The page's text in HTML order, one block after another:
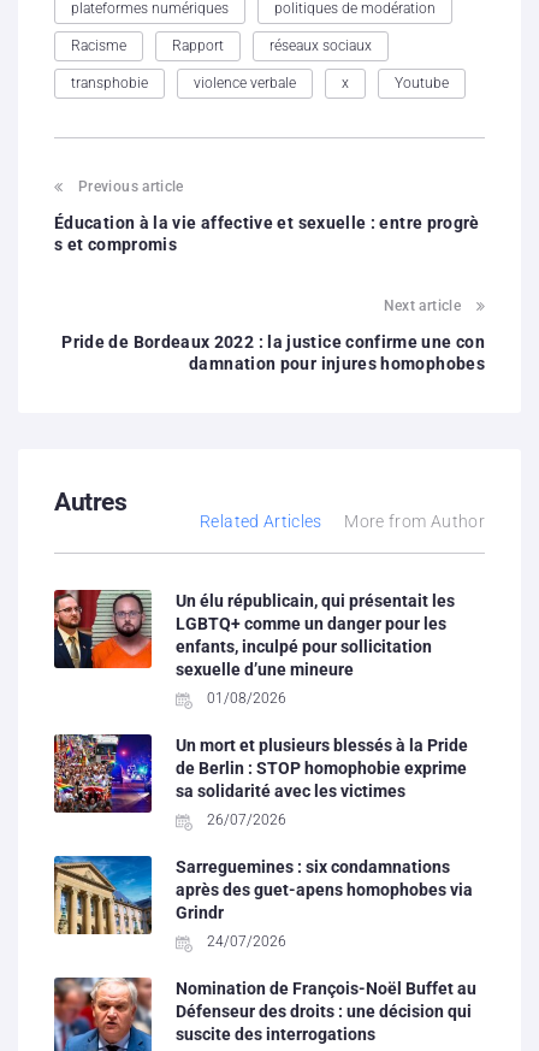
plateformes numériques politiques de modération
Racisme Rapport réseaux sociaux
transphobie violence verbale x Youtube
Previous article
Éducation à la vie affective et sexuelle : entre progrè
s et compromis
Next article
Pride de Bordeaux 2022 : la justice confirme une con
damnation pour injures homophobes
Autres
Related Articles More from Author
Un élu républicain, qui présentait les
LGBTQ+ comme un danger pour les
enfants, inculpé pour sollicitation
sexuelle d’une mineure
01/08/2026
Un mort et plusieurs blessés à la Pride
de Berlin : STOP homophobie exprime
sa solidarité avec les victimes
26/07/2026
Sarreguemines : six condamnations
après des guet-apens homophobes via
Grindr
24/07/2026
Nomination de François-Noël Buffet au
Défenseur des droits : une décision qui
suscite des interrogations